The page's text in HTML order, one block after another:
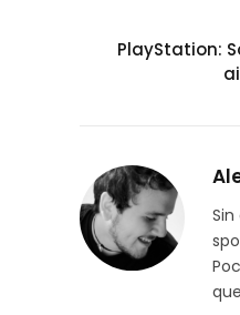
PlayStation: